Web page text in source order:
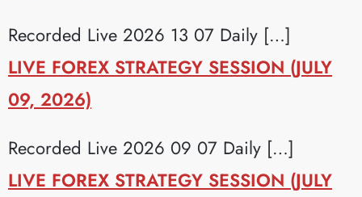
Recorded Live 2026 13 07 Daily […]
LIVE FOREX STRATEGY SESSION (JULY
09, 2026)
Recorded Live 2026 09 07 Daily […]
LIVE FOREX STRATEGY SESSION (JULY